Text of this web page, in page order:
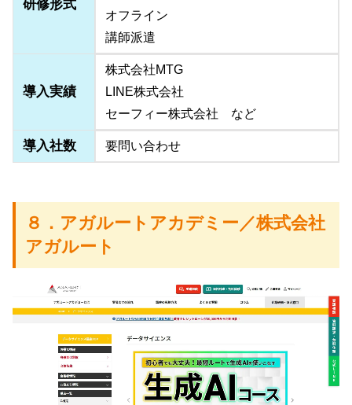
研修形式
オフライン
講師派遣
導入実績
株式会社MTG
LINE株式会社
セーフィー株式会社 など
導入社数 要問い合わせ
８．アガルートアカデミー／株式会社
アガルート